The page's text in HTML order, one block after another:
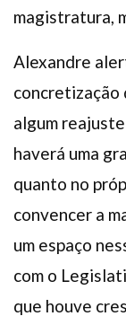
magistratura,
Alexandre
concretização
algum
haverá uma
quanto no
convencer a
um espaço
com o
que houve